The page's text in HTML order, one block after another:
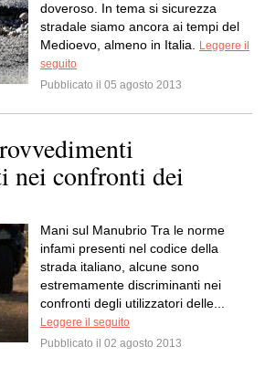
doveroso. In tema si sicurezza
stradale siamo ancora ai tempi del
Medioevo, almeno in Italia.
Leggere il
seguito
Pubblicato il 05 agosto 2013
nei confronti dei
Mani sul Manubrio Tra le norme
infami presenti nel codice della
strada italiano, alcune sono
estremamente discriminanti nei
confronti degli utilizzatori delle...
Leggere il seguito
Pubblicato il 02 agosto 2013